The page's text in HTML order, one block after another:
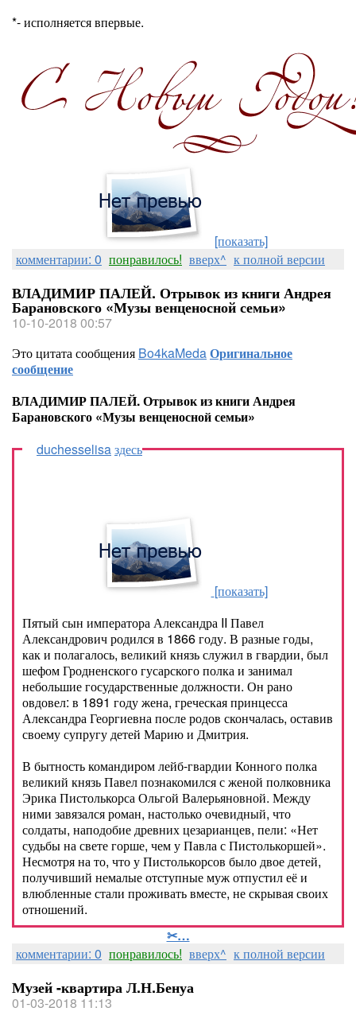
*- исполняется впервые.
[показать]
комментарии: 0 понравилось! вверх^ к полной версии
ВЛАДИМИР ПАЛЕЙ. Отрывок из книги Андрея
Барановского «Музы венценосной семьи»
10-10-2018 00:57
Это цитата сообщения Bo4kaMedaОригинальное
сообщение
ВЛАДИМИР ПАЛЕЙ. Отрывок из книги Андрея
Барановского «Музы венценосной семьи»
duchesselisaздесь
[показать]
Пятый сын императора Александра II Павел
Александрович родился в 1866 году. В разные годы,
как и полагалось, великий князь служил в гвардии, был
шефом Гродненского гусарского полка и занимал
небольшие государственные должности. Он рано
овдовел: в 1891 году жена, греческая принцесса
Александра Георгиевна после родов скончалась, оставив
своему супругу детей Марию и Дмитрия.
В бытность командиром лейб-гвардии Конного полка
великий князь Павел познакомился с женой полковника
Эрика Пистолькорса Ольгой Валерьяновной. Между
ними завязался роман, настолько очевидный, что
солдаты, наподобие древних цезарианцев, пели: «Нет
судьбы на свете горше, чем у Павла с Пистолькоршей».
Несмотря на то, что у Пистолькорсов было двое детей,
получивший немалые отступные муж отпустил её и
влюбленные стали проживать вместе, не скрывая своих
отношений.
✂…
комментарии: 0 понравилось! вверх^ к полной версии
Музей -квартира Л.Н.Бенуа
01-03-2018 11:13